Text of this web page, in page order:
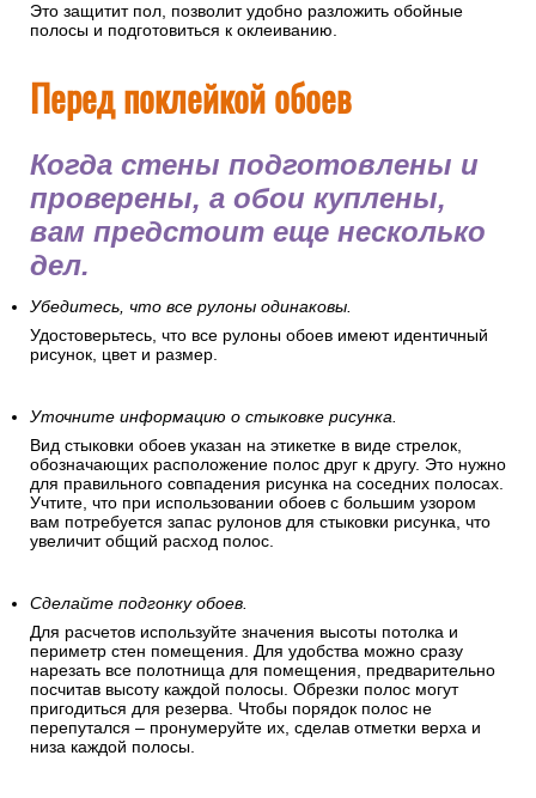
Это защитит пол, позволит удобно разложить обойные
полосы и подготовиться к оклеиванию.
Перед поклейкой обоев
Когда стены подготовлены и
проверены, а обои куплены,
вам предстоит еще несколько
дел.
Убедитесь, что все рулоны одинаковы.
Удостоверьтесь, что все рулоны обоев имеют идентичный
рисунок, цвет и размер.
Уточните информацию о стыковке рисунка.
Вид стыковки обоев указан на этикетке в виде стрелок,
обозначающих расположение полос друг к другу. Это нужно
для правильного совпадения рисунка на соседних полосах.
Учтите, что при использовании обоев с большим узором
вам потребуется запас рулонов для стыковки рисунка, что
увеличит общий расход полос.
Сделайте подгонку обоев.
Для расчетов используйте значения высоты потолка и
периметр стен помещения. Для удобства можно сразу
нарезать все полотнища для помещения, предварительно
посчитав высоту каждой полосы. Обрезки полос могут
пригодиться для резерва. Чтобы порядок полос не
перепутался – пронумеруйте их, сделав отметки верха и
низа каждой полосы.